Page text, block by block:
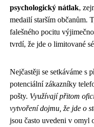
psychologický nátlak,
medailí starším občanům.
falešného pocitu
tvrdí, že jde o limitované
Nejčastěji se setkáváme s
potenciální zákazníky
pošty. Využívají přitom
vytvoření dojmu, že jde o
jsou často uvedeni v omyl